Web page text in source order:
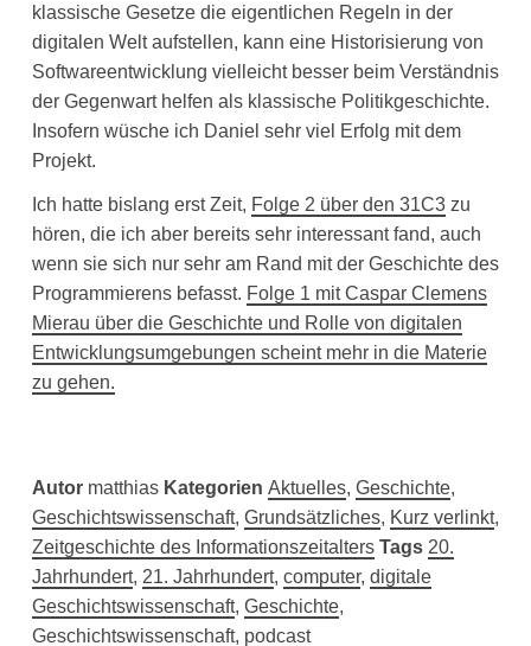
klassische Gesetze die eigentlichen Regeln in der
digitalen Welt aufstellen, kann eine Historisierung von
Softwareentwicklung vielleicht besser beim Verständnis
der Gegenwart helfen als klassische Politikgeschichte.
Insofern wüsche ich Daniel sehr viel Erfolg mit dem
Projekt.
Ich hatte bislang erst Zeit, Folge 2 über den 31C3zu
hören, die ich aber bereits sehr interessant fand, auch
wenn sie sich nur sehr am Rand mit der Geschichte des
Programmierens befasst. Folge 1 mit Caspar Clemens
Mierau über die Geschichte und Rolle von digitalen
Entwicklungsumgebungen scheint mehr in die Materie
zu gehen.
Autor matthias Kategorien Aktuelles, Geschichte,
Geschichtswissenschaft, Grundsätzliches, Kurz verlinkt,
Zeitgeschichte des Informationszeitalters Tags 20.
Jahrhundert, 21. Jahrhundert, computer, digitale
Geschichtswissenschaft, Geschichte,
Geschichtswissenschaft, podcast